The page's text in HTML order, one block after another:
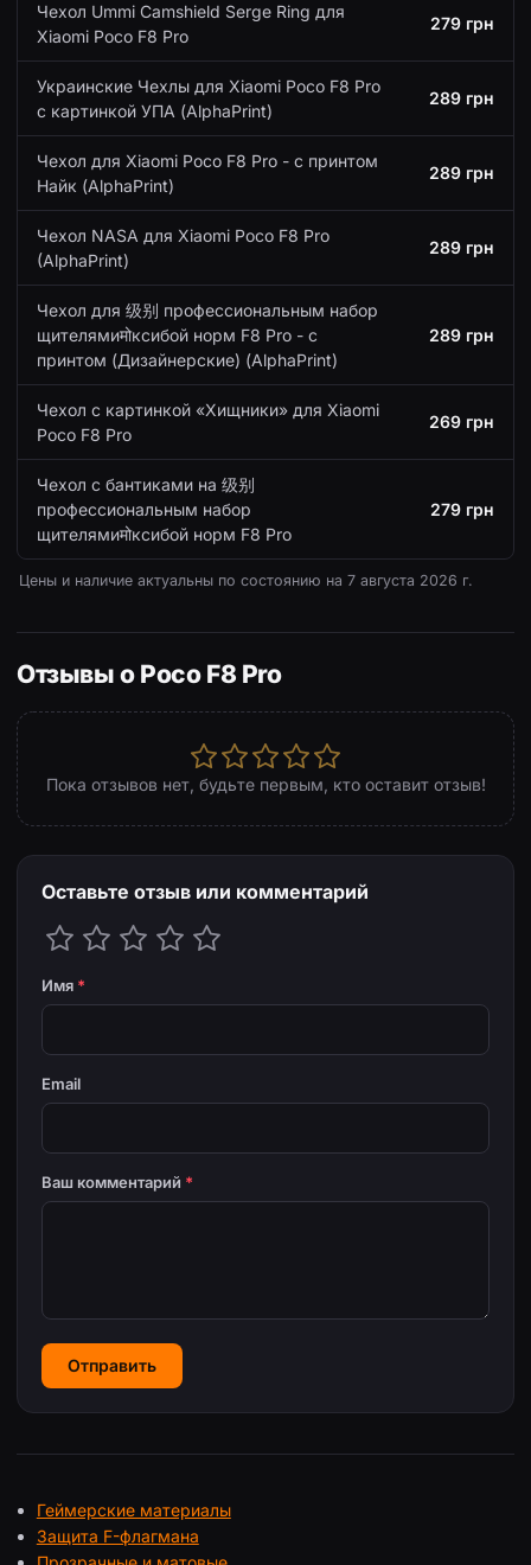
Чехол Ummi Camshield Serge Ring для
Xiaomi Poco F8 Pro
279 грн
Украинские Чехлы для Xiaomi Poco F8 Pro
с картинкой УПА (AlphaPrint)
289 грн
Чехол для Xiaomi Poco F8 Pro - с принтом
Найк (AlphaPrint)
289 грн
Чехол NASA для Xiaomi Poco F8 Pro
(AlphaPrint)
289 грн
Чехол для 级别 профессиональным набор
щителямиमोксибой норм F8 Pro - с
принтом (Дизайнерские) (AlphaPrint)
289 грн
Чехол с картинкой «Хищники» для Xiaomi
Poco F8 Pro
269 грн
Чехол с бантиками на 级别
профессиональным набор
щителямиमोксибой норм F8 Pro
279 грн
Цены и наличие актуальны по состоянию на 7 августа 2026 г.
Отзывы о Poco F8 Pro
Пока отзывов нет, будьте первым, кто оставит отзыв!
Оставьте отзыв или комментарий
Имя *
Email
Ваш комментарий *
Отправить
Геймерские материалы
Защита F-флагмана